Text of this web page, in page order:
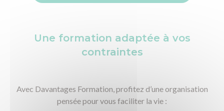
Une formation adaptée à vos
contraintes
Avec Davantages Formation, profitez d’une organisation
pensée pour vous faciliter la vie :